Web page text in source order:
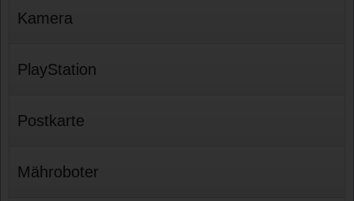
Kamera
PlayStation
Postkarte
Mähroboter